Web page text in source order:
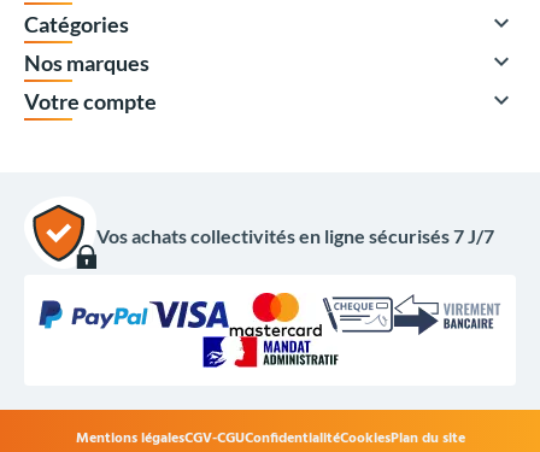
Catégories 
Nos marques 
Votre compte 
Vos achats collectivités en ligne sécurisés 7 J/7
Mentions légalesCGV-CGUConfidentialitéCookiesPlan du site